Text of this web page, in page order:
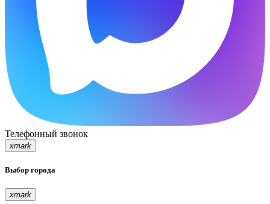
Телефонный звонок
xmark
Выбор города
xmark